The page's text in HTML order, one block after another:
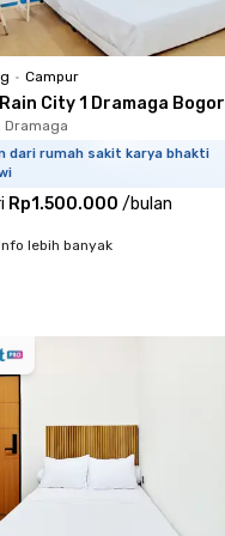
• Campur
City 1 Dramaga Bogor
Dramaga
dari rumah sakit karya bhakti
Rp1.500.000 /bulan
lebih banyak